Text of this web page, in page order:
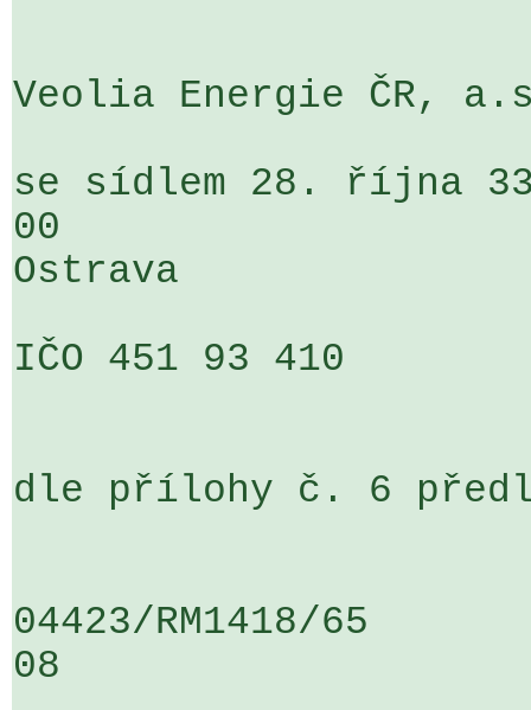
Veolia Energie ČR,
se sídlem 28. října
00
Ostrava
IČO 451 93 410
dle přílohy č. 6
04423/RM1418/
08